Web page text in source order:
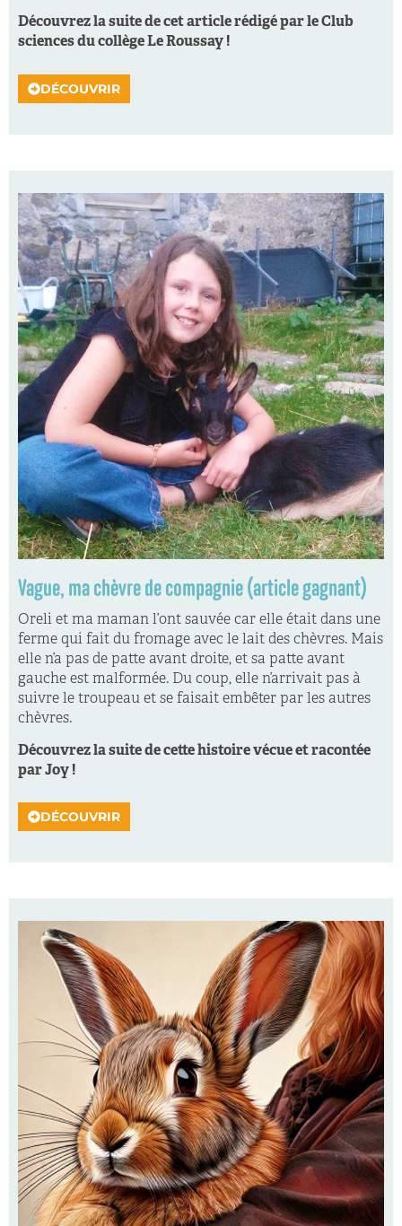
Découvrez la suite de cet article rédigé par le Club
sciences du collège Le Roussay !
DÉCOUVRIR
Vague, ma chèvre de compagnie (article gagnant)
Oreli et ma maman l’ont sauvée car elle était dans une
ferme qui fait du fromage avec le lait des chèvres. Mais
elle n’a pas de patte avant droite, et sa patte avant
gauche est malformée. Du coup, elle n’arrivait pas à
suivre le troupeau et se faisait embêter par les autres
chèvres.
Découvrez la suite de cette histoire vécue et racontée
par Joy !
DÉCOUVRIR